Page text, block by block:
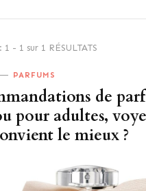
- 1 sur 1 RÉSULTATS
PARFUMS
de
pour adultes,
le mieux ?